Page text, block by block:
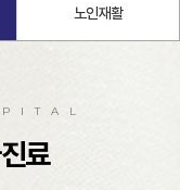
노인재활
료